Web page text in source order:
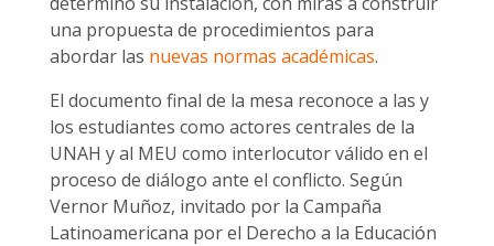
una propuesta de procedimientos para
abordar las nuevas normas académicas.
El documento final de la mesa reconoce a las y
los estudiantes como actores centrales de la
UNAH y al MEU como interlocutor válido en el
proceso de diálogo ante el conflicto. Según
Vernor Muñoz, invitado por la Campaña
Latinoamericana por el Derecho a la Educación